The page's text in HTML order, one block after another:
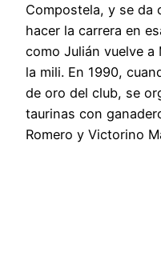
Compostela, y se da
hacer la carrera en
como Julián vuelve a
la mili. En 1990,
de oro del club, se
taurinas con
Romero y Victorino